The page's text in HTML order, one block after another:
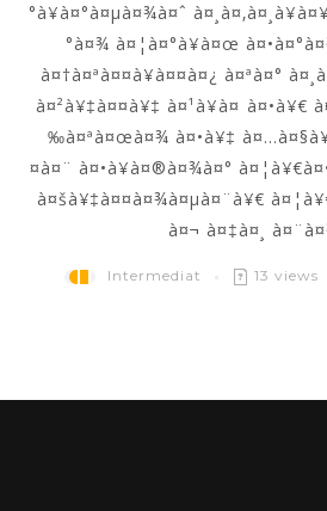
°à¥à¤°à¤µà¤¾à¤ˆ
°à¤¾ à¤¦à¤°à¥à¤œ
à¤†à¤ªà¤¤à¥à¤¤à¤¿ à¤ªà¤°
à¤²à¥‡à¤¤à¥‡ à¤¹à¥à¤
‰à¤ªà¤œà¤¾ à¤•à¥‡
¤à¤¨ à¤•à¥à¤®à¤¾à¤°
à¤šà¥‡à¤¤à¤¾à¤µà¤¨à¥€
à¤¬ à¤‡à¤¸
Intermediat 13 views